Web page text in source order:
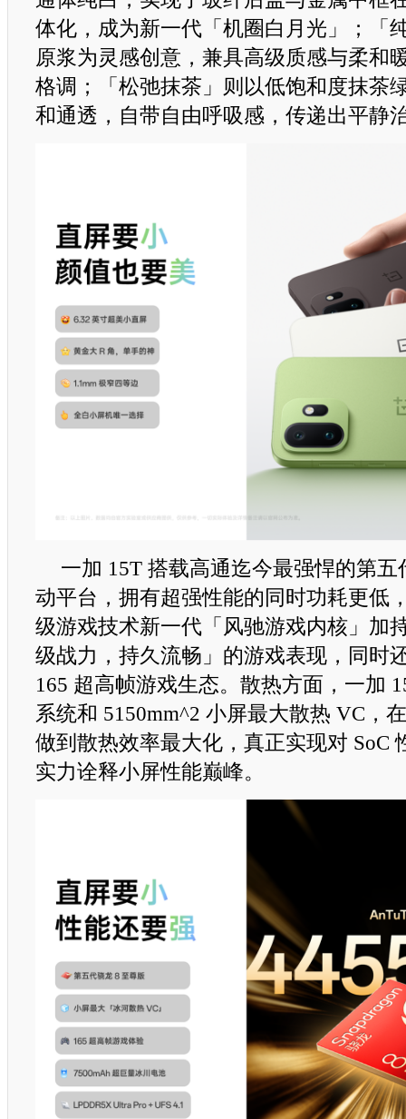
体化，成为新一代「机圈白月光」；「
原浆为灵感创意，兼具高级质感与柔和
格调；「松弛抹茶」则以低饱和度抹茶
和通透，自带自由呼吸感，传递出平静
一加 15T 搭载高通迄今最强悍的第五
动平台，拥有超强性能的同时功耗更低
级游戏技术新一代「风驰游戏内核」加
级战力，持久流畅」的游戏表现，同时
165 超高帧游戏生态。散热方面，一加
系统和 5150mm^2 小屏最大散热 VC，
做到散热效率最大化，真正实现对 SoC
实力诠释小屏性能巅峰。